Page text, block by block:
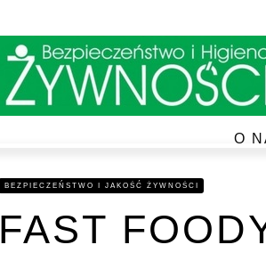
O
BEZPIECZEŃSTWO I JAKOŚĆ ŻYWNOŚCI
FAST